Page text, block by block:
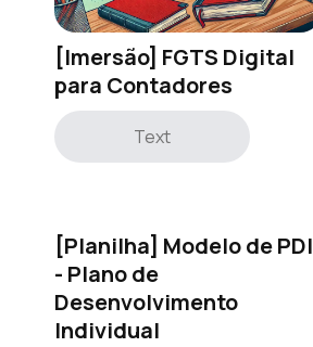
[Imersão] FGTS Digital
para Contadores
Text
[Planilha] Modelo de PDI
- Plano de
Desenvolvimento
Individual